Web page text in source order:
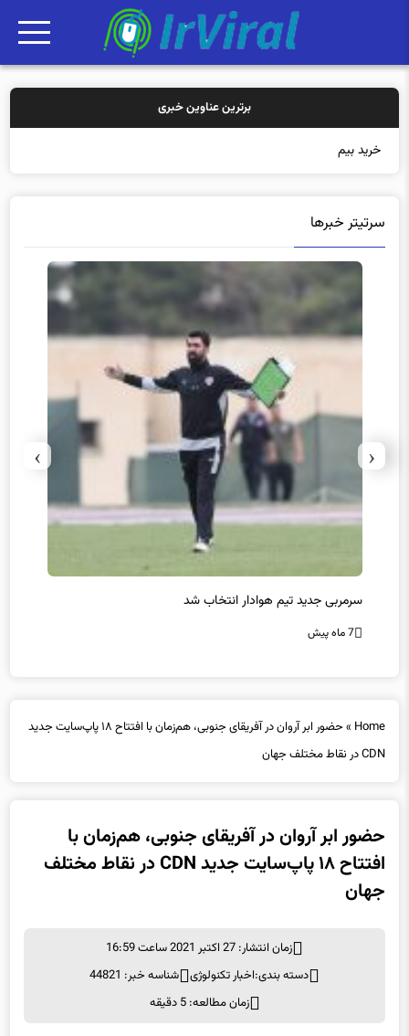
برترین عناوین خبری
خرید بیمه: سنتی یا آ
سرتیتر خبرها
سرمربی جدید تیم هوادار انتخاب شد
7 ماه پیش
‹
›
Home
»
حضور ابر آروان در آفریقای جنوبی، هم‌زمان با افتتاح ۱۸ پاپ‌سایت‌ جدید
CDN در نقاط مختلف جهان
حضور ابر آروان در آفریقای جنوبی، هم‌زمان با
افتتاح ۱۸ پاپ‌سایت‌ جدید CDN در نقاط مختلف
جهان
زمان انتشار: 27 اکتبر 2021 ساعت 16:59
دسته بندی:اخبار تکنولوژی شناسه خبر: 44821
زمان مطالعه: 5 دقیقه